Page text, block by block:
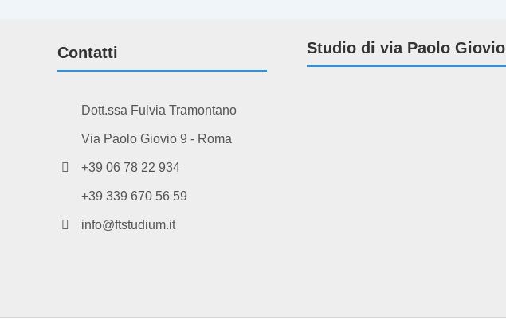
Contatti
Dott.ssa Fulvia Tramontano
Via Paolo Giovio 9 - Roma
+39 06 78 22 934
+39 339 670 56 59
info@ftstudium.it
Studio di via Paolo Giovio